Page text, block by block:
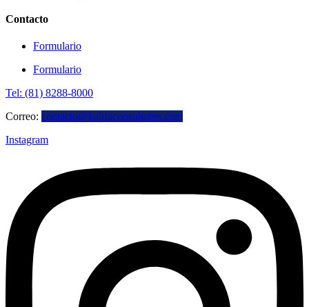
Contacto
Formulario
Formulario
Tel: (81) 8288-8000
Correo: contacto@kalifaconsultores.com
Instagram